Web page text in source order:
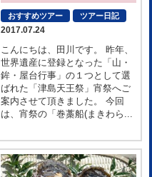
おすすめツアー ツアー日記
2017.07.24
こんにちは、田川です。 昨年、
世界遺産に登録となった「山・
鉾・屋台行事」の１つとして選
ばれた「津島天王祭」宵祭へご
案内させて頂きました。 今回
は、宵祭の「巻藁船(まきわら...